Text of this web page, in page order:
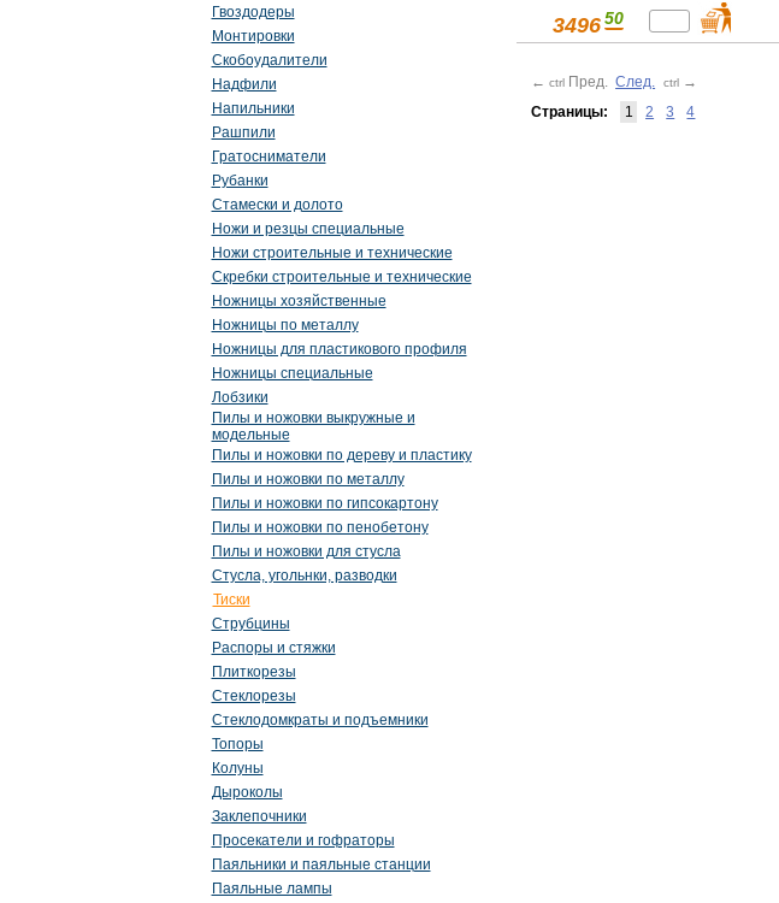
Гвоздодеры
Монтировки
Скобоудалители
Надфили
Напильники
Рашпили
Гратосниматели
Рубанки
Стамески и долото
Ножи и резцы специальные
Ножи строительные и технические
Скребки строительные и технические
Ножницы хозяйственные
Ножницы по металлу
Ножницы для пластикового профиля
Ножницы специальные
Лобзики
Пилы и ножовки выкружные и
модельные
Пилы и ножовки по дереву и пластику
Пилы и ножовки по металлу
Пилы и ножовки по гипсокартону
Пилы и ножовки по пенобетону
Пилы и ножовки для стусла
Стусла, угольнки, разводки
Тиски
Струбцины
Распоры и стяжки
Плиткорезы
Стеклорезы
Стеклодомкраты и подъемники
Топоры
Колуны
Дыроколы
Заклепочники
Просекатели и гофраторы
Паяльники и паяльные станции
Паяльные лампы
3496 50
← ctrl Пред. След. ctrl →
Страницы:
1 2 3 4